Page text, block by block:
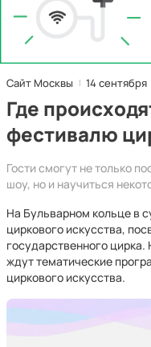
Сайт Москвы 14 сентября
Где
фестивалю
Гости смогут не только
шоу, но и научиться
На Бульварном кольце в
циркового искусства,
государственного
ждут тематические
циркового искусства.